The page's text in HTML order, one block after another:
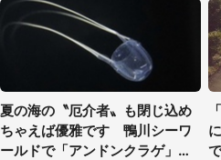
夏の海の〝厄介者〟も閉じ込め
ちゃえば優雅です 鴨川シーワ
ールドで「アンドンクラゲ」期